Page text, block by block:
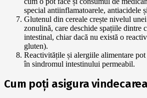
special antiinflamatoarele, antiacidele
Glutenul din cereale crește nivelul
zonulină, care deschide spațiile dintre
intestinal, chiar dacă nu există o
gluten).
Reactivitățile și alergiile alimentare
în sindromul intestinului permeabil.
Cum poți asigura